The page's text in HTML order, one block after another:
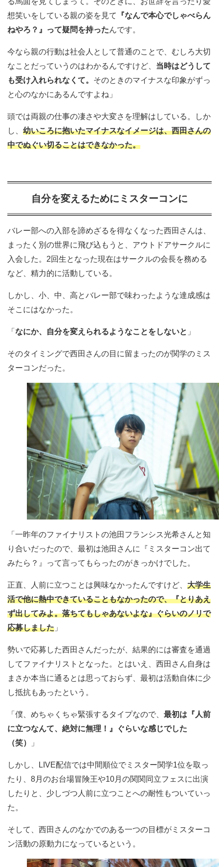
想笑いをしている親の姿を見て
『なんで本心でしゃべらん
ねやろ？』って疑問を持ったんです。
今なら親の行動は社会人として普通のことで、むしろ大切
なことだっていうのはわかるんですけど、 当時はどうして
も受け入れられなくて。 そのときのマイナスな印象がずっ
と心のなかにあるんですよね」
頭では両親の仕事の凄さや大変さを理解はしている。しか
し、 幼いころに抱いたマイナスなイメージは、西田さんの
中でぬぐい切ることはできなかった。
自分を変えるためにミスターコンに
バレー部への入部を諦めざるを得なくなった西田さんは、
まったく別の世界に飛び込もうと、アウトドアサークルに
入会した。2回生となった現在はサークルの会長を務める
など、精力的に活動している。
しかし、小、中、高とバレー部で味わったような達成感は
そこにはなかった。
「 なにか、自分を変えられるようなことをしないと 」
そのタイミングで西田さんの目に留まったのが関学のミス
ターコンだった。
「一昨年のファイナリストの池田フランシス光希さんと知
り合いだったので、最初は池田さんに『ミスターコン出て
みたら？』って言ってもらったのがきっかけでした。
正直、人前に立つことは興味なかったんですけど、 大学生
活で他に熱中できていることもなかったので、『とりあえ
ず出してみよ。落ちてもしゃあないよな』ぐらいのノリで
応募しました 」
勢いで応募した西田さんだったが、結果的には審査を通過
してファイナリストとなった。とはいえ、西田さん自身は
まさか本当に通るとは思っておらず、最初は活動自体に少
し抵抗もあったという。
「僕、めちゃくちゃ緊張するタイプなので、 最初は『人前
に立つなんて、絶対に無理！』ぐらいな感じでした
（笑）
」
しかし、LIVE配信では中間順位でミスター関学1位を取っ
たり、8月のお台場冒険王や10月の関関同立フェスに出演
したりと、少しづつ人前に立つことへの耐性もついていっ
た。
そして、西田さんのなかでのある一つの目標がミスターコ
ン活動の原動力になっているという。